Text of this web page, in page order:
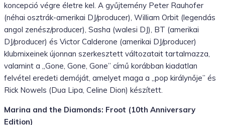
koncepció végre életre kel. A gyűjtemény Peter Rauhofer
(néhai osztrák-amerikai DJ/producer), William Orbit (legendás
angol zenész/producer), Sasha (walesi DJ), BT (amerikai
DJ/producer) és Victor Calderone (amerikai DJ/producer)
klubmixeinek újonnan szerkesztett változatait tartalmazza,
valamint a „Gone, Gone, Gone” című korábban kiadatlan
felvétel eredeti demóját, amelyet maga a „pop királynője” és
Rick Nowels (Dua Lipa, Celine Dion) készített.
Marina and the Diamonds: Froot (10th Anniversary
Edition)